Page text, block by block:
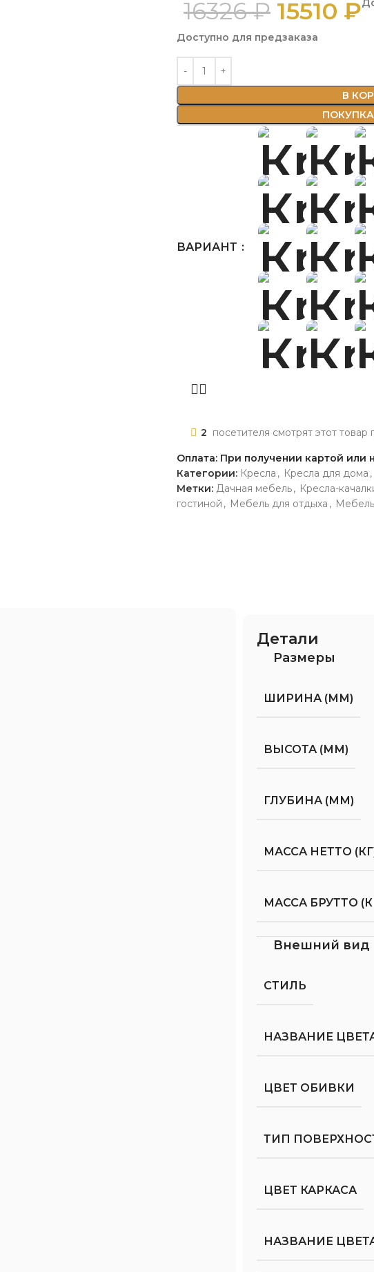
16326₽ 15510 ₽
Доступно для предзаказа
В
ПОКУПКА
ВАРИАНТ
2 посетителя смотрят этот товар
Оплата: При получении картой или
Категории: Кресла , Кресла для дома ,
Метки: Дачная мебель, Кресла-
гостиной , Мебель для отдыха ,
Детали
Размеры
ШИРИНА (ММ)
ВЫСОТА (ММ)
ГЛУБИНА (ММ)
МАССА НЕТТО
МАССА БРУТТО
Внешний вид
СТИЛЬ
НАЗВАНИЕ
ЦВЕТ ОБИВКИ
ТИП
ЦВЕТ КАРКАСА
НАЗВАНИЕ